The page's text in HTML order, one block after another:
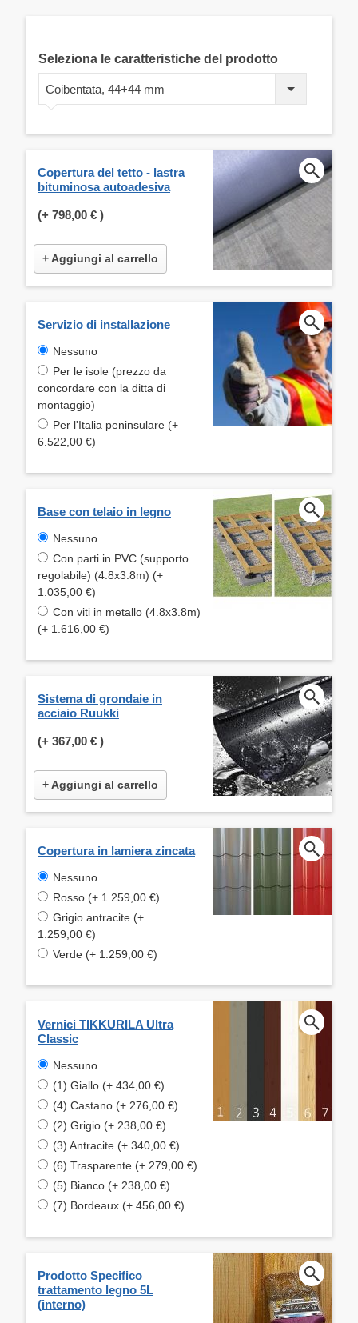
Seleziona le caratteristiche del prodotto
Coibentata, 44+44 mm
Copertura del tetto - lastra
bituminosa autoadesiva
(+ 798,00 € )
+ Aggiungi al carrello
Servizio di installazione
Nessuno
Per le isole (prezzo da
concordare con la ditta di
montaggio)
Per l'Italia peninsulare (+
6.522,00 €)
Base con telaio in legno
Nessuno
Con parti in PVC (supporto
regolabile) (4.8x3.8m) (+
1.035,00 €)
Con viti in metallo (4.8x3.8m)
(+ 1.616,00 €)
Sistema di grondaie in
acciaio Ruukki
(+ 367,00 € )
+ Aggiungi al carrello
Copertura in lamiera zincata
Nessuno
Rosso (+ 1.259,00 €)
Grigio antracite (+
1.259,00 €)
Verde (+ 1.259,00 €)
Vernici TIKKURILA Ultra
Classic
Nessuno
(1) Giallo (+ 434,00 €)
(4) Castano (+ 276,00 €)
(2) Grigio (+ 238,00 €)
(3) Antracite (+ 340,00 €)
(6) Trasparente (+ 279,00 €)
(5) Bianco (+ 238,00 €)
(7) Bordeaux (+ 456,00 €)
Prodotto Specifico
trattamento legno 5L
(interno)